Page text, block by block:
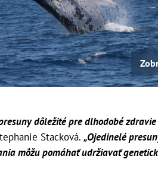
dôležité pre dlhodobé
Stacková. „Ojedinelé
môžu pomáhať udržiavať